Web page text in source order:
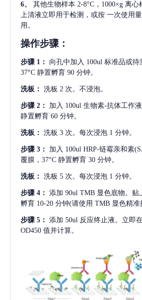
6、 其他生物样本 2-8°C，1000×g 离
上清液立即用于检测，或按 一次使用
用。
操作步骤：
步骤 1： 向孔中加入 100ul 标准品或待
37°C 静置孵育 90 分钟。
洗板： 洗板 2 次。不浸泡。
步骤 2： 加入 100ul 生物素-抗体工作
静置孵育 60 分钟。
洗板： 洗板 3 次。每次浸泡 1 分钟。
步骤 3： 加入 100ul HRP-链霉亲和素
覆膜，37°C 静置孵育 30 分钟。
洗板： 洗板 5 次。每次浸泡 1 分钟。
步骤 4： 添加 90ul TMB 显色底物。贴
孵育 10-20 分钟(请使用 TMB 显色精准
步骤 5： 添加 50ul 反应终止液。立即
OD450 值并计算。